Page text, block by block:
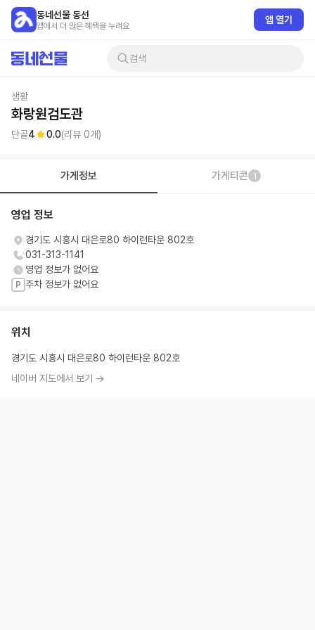
동네선물 동선
앱에서 더 많은 혜택을 누려요
앱 열기
검색
생활
화랑원검도관
단골4 0.0(리뷰 0개)
가게정보 가게티콘 1
영업 정보
경기도 시흥시 대은로80 하이런타운 802호
031-313-1141
영업 정보가 없어요
P 주차 정보가 없어요
위치
경기도 시흥시 대은로80 하이런타운 802호
네이버 지도에서 보기 →